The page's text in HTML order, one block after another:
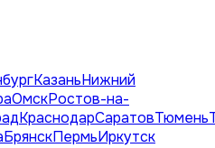
КазаньНижний
ОмскРостов-на-
КраснодарСаратовТюмень
БрянскПермьИркутск